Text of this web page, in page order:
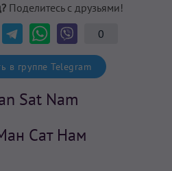
Поделитесь с друзьями!
0
в группе Telegram
Sat Nam
Сат Нам